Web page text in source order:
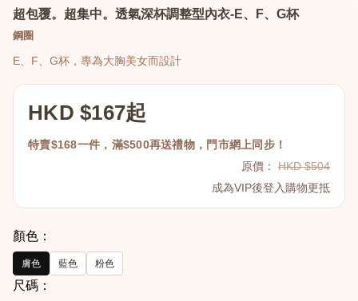
超包覆。超集中。透氣深杯調整型內衣-E、F、G杯
鋼圈
E、F、G杯，專為大胸美女而設計
HKD $167起
特賣$168一件，滿$500再送禮物，門市網上同步！
原價：
HKD $504
成為VIP後登入購物更抵
顏色：
膚色 藍色 粉色
尺碼：